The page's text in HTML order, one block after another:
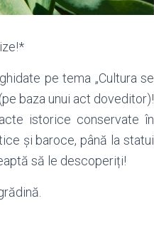
pe tema „Cultura se
baza unui act doveditor)!
istorice conservate în
și baroce, până la statui
să le descoperiți!